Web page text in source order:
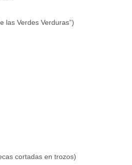
las Verdes Verduras”)
cortadas en trozos)